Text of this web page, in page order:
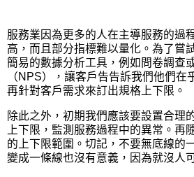
服務業因為更多的人在主導服務的過
高，而且部分指標難以量化。為了嘗
簡易的數據分析工具，例如問卷調查
（NPS），讓客戶告告訴我們他們在
再針對客戶需求來訂出規格上下限。
除此之外，初期我們應該要設置合理
上下限，監測服務過程中的異常。再
的上下限範圍。切記，不要無底線的
變成一條線也沒有意義，因為就沒人